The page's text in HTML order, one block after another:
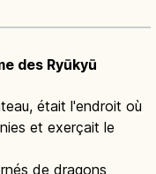
des Ryūkyū
était l'endroit où
et exerçait le
de dragons